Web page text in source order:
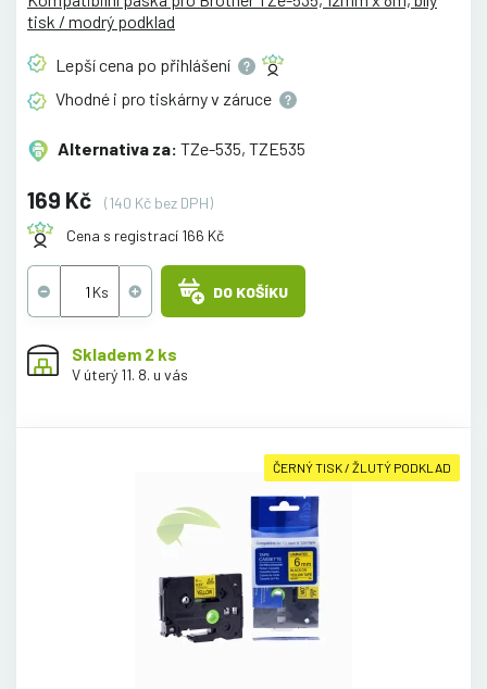
tisk / modrý podklad
Lepší cena po přihlášení
Vhodné i pro tiskárny v záruce
Alternativa za: TZe-535, TZE535
169 Kč
(140 Kč bez DPH)
Cena s registrací 166 Kč
DO KOŠÍKU
Skladem 2 ks
V úterý 11. 8. u vás
ČERNÝ TISK / ŽLUTÝ PODKLAD